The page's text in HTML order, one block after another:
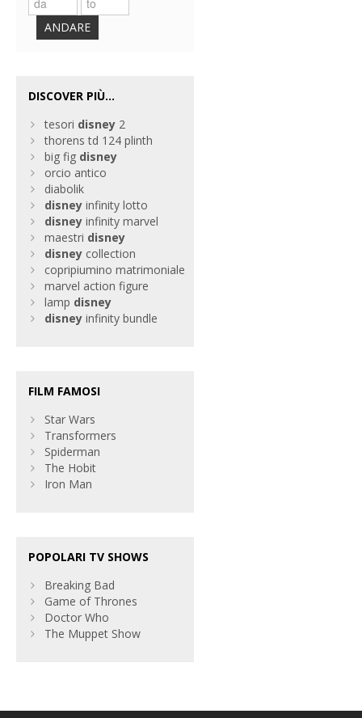
ANDARE
DISCOVER PIÙ...
tesori disney 2
thorens td 124 plinth
big fig disney
orcio antico
diabolik
disney infinity lotto
disney infinity marvel
maestri disney
disney collection
copripiumino matrimoniale
marvel action figure
lamp disney
disney infinity bundle
FILM FAMOSI
Star Wars
Transformers
Spiderman
The Hobit
Iron Man
POPOLARI TV SHOWS
Breaking Bad
Game of Thrones
Doctor Who
The Muppet Show